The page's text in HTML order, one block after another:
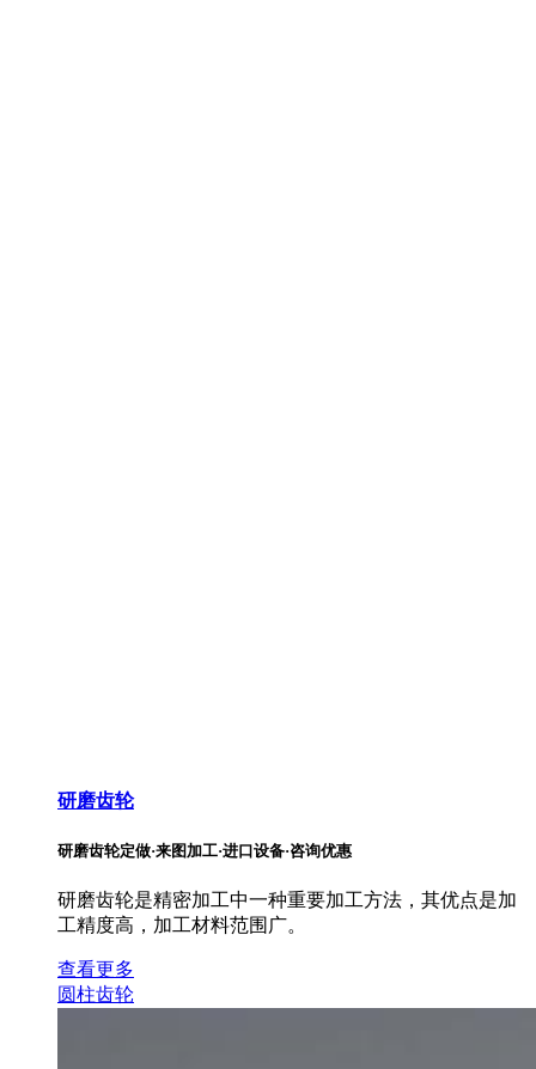
研磨齿轮
研磨齿轮定做·来图加工·进口设备·咨询优惠
研磨齿轮是精密加工中一种重要加工方法，其优点是加
工精度高，加工材料范围广。
查看更多
圆柱齿轮